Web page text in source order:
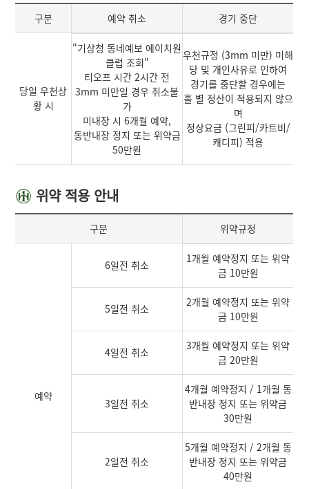
구분 예약 취소 경기 중단
당일 우천상
황 시
"기상청 동네예보 에이치원
클럽 조회"
티오프 시간 2시간 전
3mm 미만일 경우 취소불
가
미내장 시 6개월 예약,
동반내장 정지 또는 위약금
50만원
우천규정 (3mm 미만) 미해
당 및 개인사유로 인하여
경기를 중단할 경우에는
홀 별 정산이 적용되지 않으
며
정상요금 (그린피/카트비/
캐디피) 적용
위약 적용 안내
구분 위약규정
예약
6일전 취소
1개월 예약정지 또는 위약
금 10만원
5일전 취소
2개월 예약정지 또는 위약
금 10만원
4일전 취소
3개월 예약정지 또는 위약
금 20만원
3일전 취소
4개월 예약정지 / 1개월 동
반내장 정지 또는 위약금
30만원
2일전 취소
5개월 예약정지 / 2개월 동
반내장 정지 또는 위약금
40만원